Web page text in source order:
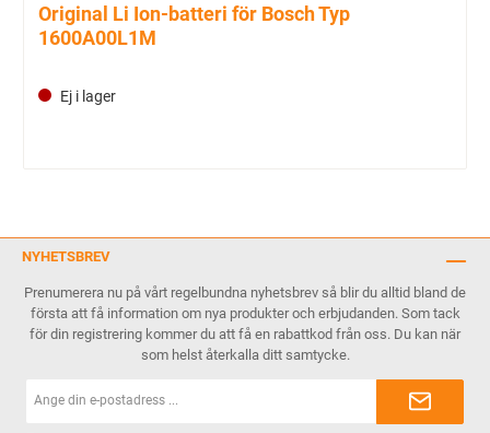
Original Li Ion-batteri för Bosch Typ
1600A00L1M
Ej i lager
NYHETSBREV
Prenumerera nu på vårt regelbundna nyhetsbrev så blir du alltid bland de
första att få information om nya produkter och erbjudanden. Som tack
för din registrering kommer du att få en rabattkod från oss. Du kan när
som helst återkalla ditt samtycke.